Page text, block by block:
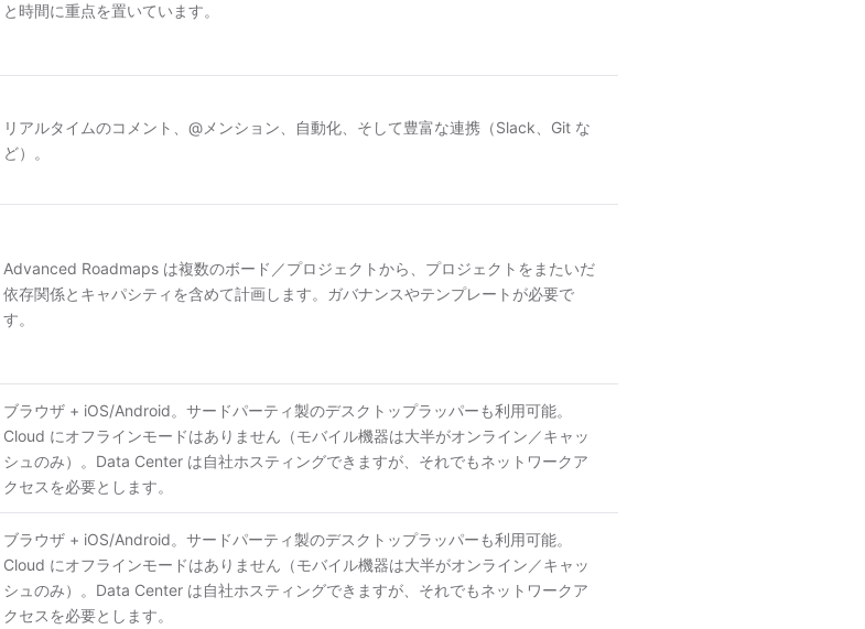
と時間に重点を置いています。
リアルタイムのコメント、@メンション、自動化、そして豊富な連携（Slack、Git な
ど）。
Advanced Roadmaps は複数のボード／プロジェクトから、プロジェクトをまたいだ
依存関係とキャパシティを含めて計画します。ガバナンスやテンプレートが必要で
す。
ブラウザ + iOS/Android。サードパーティ製のデスクトップラッパーも利用可能。
Cloud にオフラインモードはありません（モバイル機器は大半がオンライン／キャッ
シュのみ）。Data Center は自社ホスティングできますが、それでもネットワークア
クセスを必要とします。
ブラウザ + iOS/Android。サードパーティ製のデスクトップラッパーも利用可能。
Cloud にオフラインモードはありません（モバイル機器は大半がオンライン／キャッ
シュのみ）。Data Center は自社ホスティングできますが、それでもネットワークア
クセスを必要とします。